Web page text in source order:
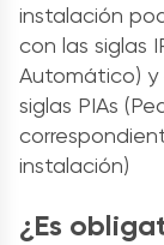
instalación
con las siglas
Automático) y
siglas PIAs
instalación)
¿Es